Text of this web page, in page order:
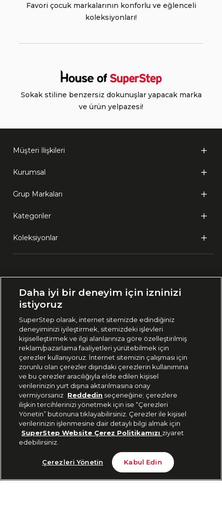
Tükendi
Favori çocuk markalarının konforlu ve eğlenceli
koleksiyonları!
Sokak stiline benzersiz dokunuşlar yapacak marka
ve ürün yelpazesi!
Müşteri İlişkileri
Kurumsal
Grup Markaları
Kategoriler
Koleksiyonlar
🇹🇷 Türkiye
444 37 36
Uygulamadan Takip Edin
Bizi Takip Edin
Daha iyi bir deneyim için izninizi
istiyoruz
SuperStep olarak, internet sitemizde edindiğiniz
deneyiminizi iyileştirmek, sitemizdeki işlevleri
kişiselleştirmek ve ilgi alanlarınıza göre özelleştirilmiş
reklam/pazarlama faaliyetleri yürütebilmek için
çerezler kullanıyoruz. İnternet sitemizin çalışması için
zorunlu olan çerezler dışındaki çerezlerin kullanımına
ve bu çerezler aracılığıyla elde edilen kişisel
verilerinizin yurt dışına aktarılmasına onay
vermiyorsanız Reddedin seçeneğine; çerezlere
ilişkin tercihlerinizi yönetmek için ise “Çerezleri
Yönetin” butonuna tıklayabilirsiniz. Çerezler ile kişisel
verilerinizin işlenmesine dair detaylı bilgi almak için
SuperStep Website Çerez Politikamızı ziyaret
edebilirsiniz.
Çerezleri Yönetin Kabul Edin